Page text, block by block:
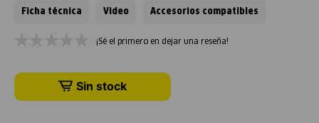
Ficha técnica Video Accesorios compatibles
¡Sé el primero en dejar una reseña!
Sin stock